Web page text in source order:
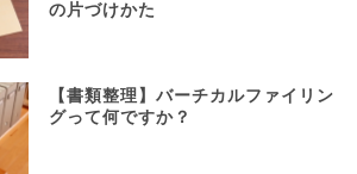
の片づけかた
【書類整理】バーチカルファイリン
グって何ですか？